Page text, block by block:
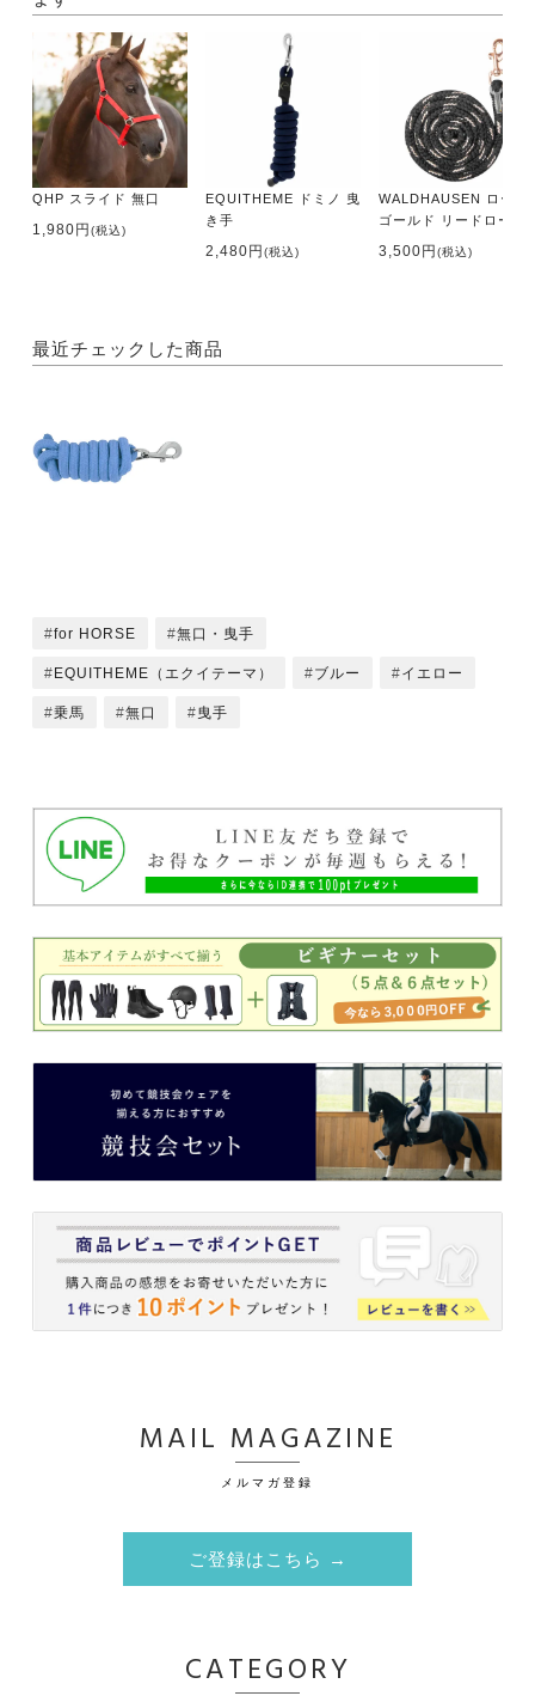
QHP スライド 無口
1,980円(税込)
EQUITHEME ドミノ 曳
き手
2,480円(税込)
WALDHAUSEN ローズ
ゴールド リードロープ
3,500円(税込)
最近チェックした商品
for HORSE 無口・曳手
EQUITHEME（エクイテーマ） ブルー イエロー
乗馬 無口 曳手
MAIL MAGAZINE
メルマガ登録
ご登録はこちら →
CATEGORY